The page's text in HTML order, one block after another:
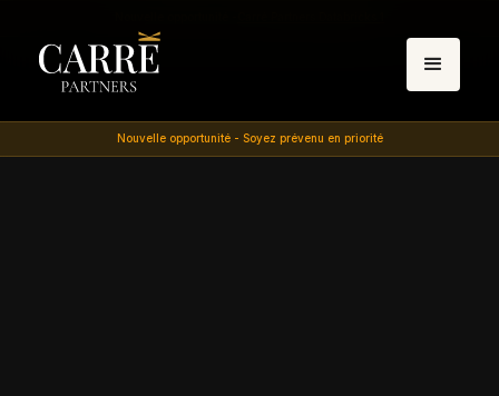
Nouvelle opportunité - Soyez prévenu en priorité